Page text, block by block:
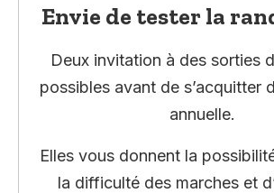
Envie de tester la
Deux invitation à des sorties
possibles avant de s’acquitter
annuelle.
Elles vous donnent la
la difficulté des marches et